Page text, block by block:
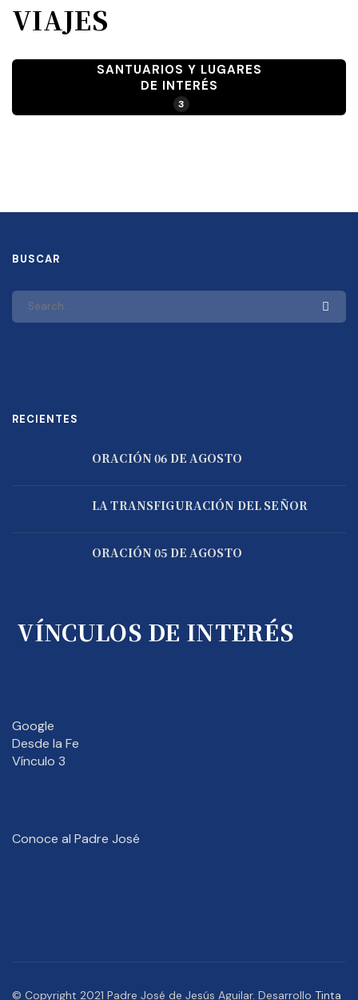
VIAJES
SANTUARIOS Y LUGARES
DE INTERÉS
3
BUSCAR
RECIENTES
ORACIÓN 06 DE AGOSTO
LA TRANSFIGURACIÓN DEL SEÑOR
ORACIÓN 05 DE AGOSTO
VÍNCULOS DE INTERÉS
Google
Desde la Fe
Vínculo 3
Conoce al Padre José
© Copyright 2021 Padre José de Jesús Aguilar. Desarrollo Tinta